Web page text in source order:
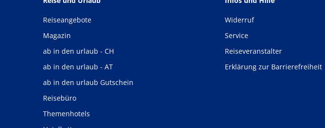
Reiseangebote
Magazin
ab in den urlaub - CH
ab in den urlaub - AT
ab in den urlaub Gutschein
Reisebüro
Themenhotels
Widerruf
Service
Reiseveranstalter
Erklärung zur Barrierefreiheit